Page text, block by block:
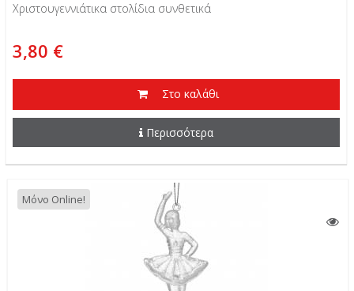
Χριστουγεννιάτικα στολίδια συνθετικά
3,80 €
Στο καλάθι
Περισσότερα
Μόνο Online!